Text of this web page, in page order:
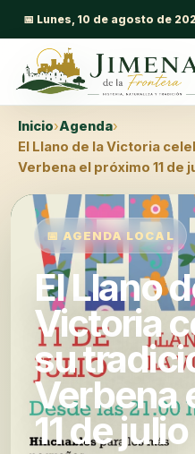
📅 Lunes, 10 de agosto de
Inicio›Agenda›
El Llano de la Victoria
Verbena el próximo 11 de
📅 AGENDA LOCAL
El Llano
Victoria
su
Verbena
11 de julio